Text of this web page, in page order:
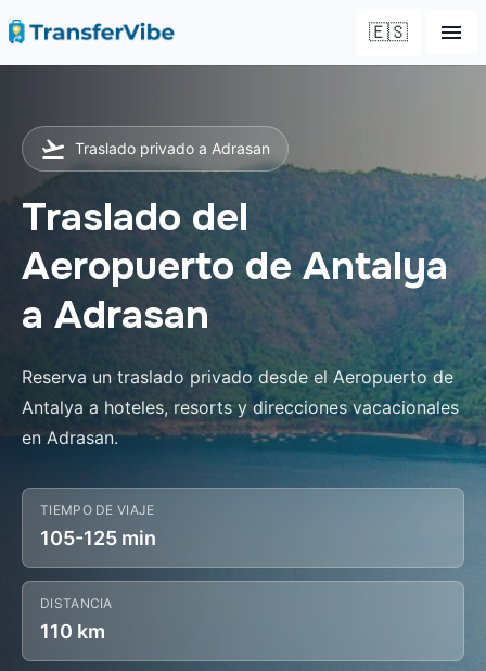
🇪🇸
Traslado privado a Adrasan
Traslado del
Aeropuerto de Antalya
a Adrasan
Reserva un traslado privado desde el Aeropuerto de
Antalya a hoteles, resorts y direcciones vacacionales
en Adrasan.
TIEMPO DE VIAJE
105-125 min
DISTANCIA
110 km